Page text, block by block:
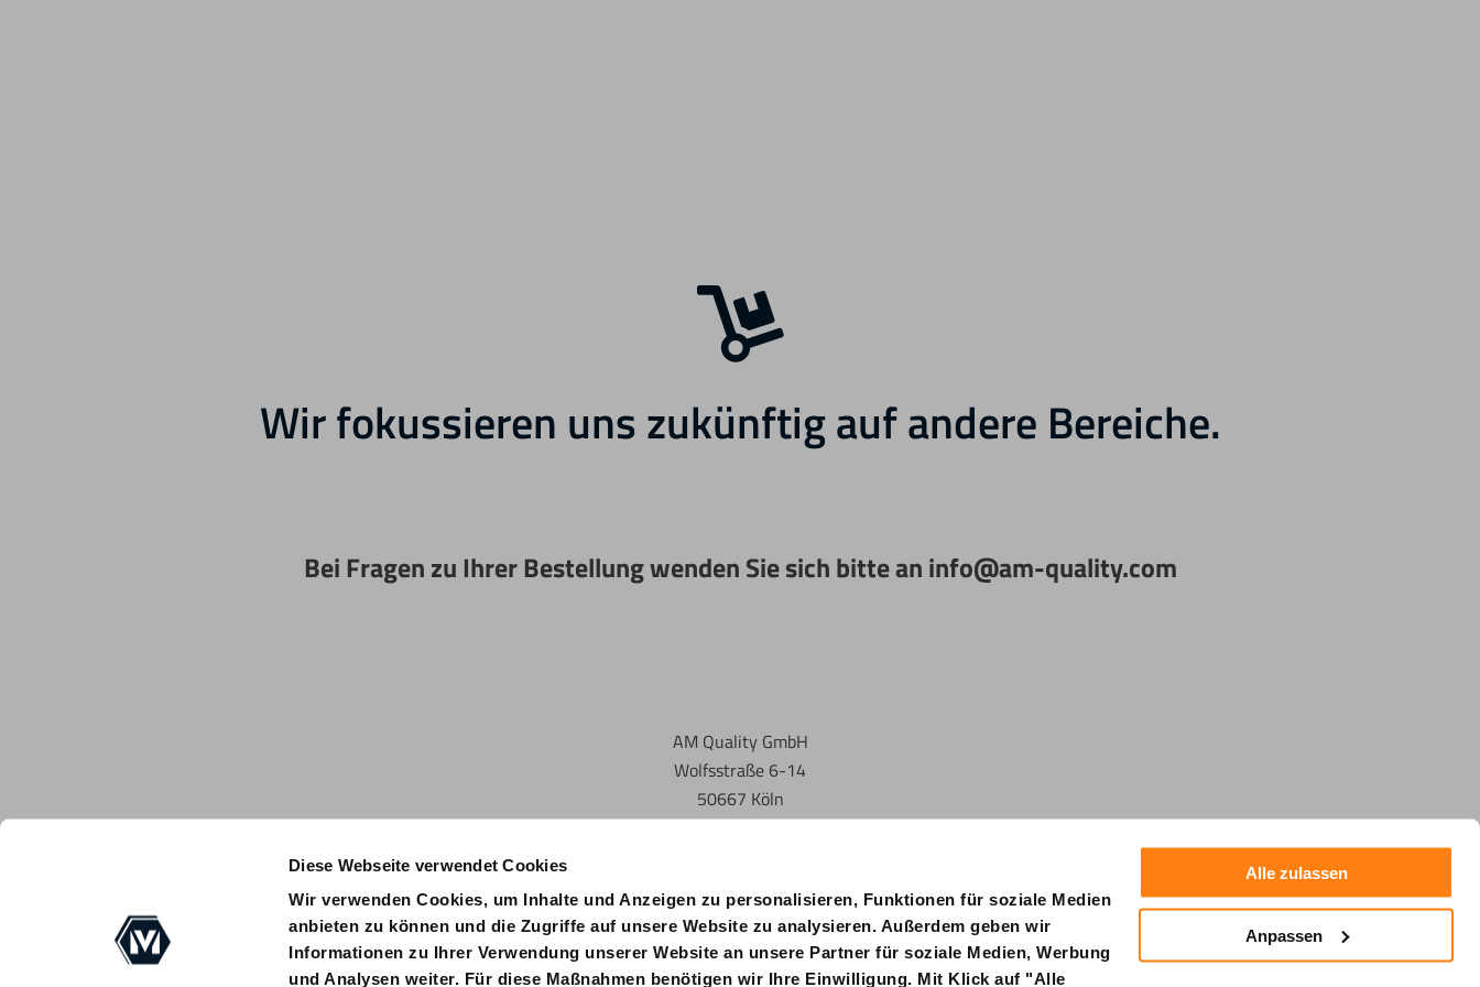
Diese Webseite verwendet Cookies
Wir verwenden Cookies, um Inhalte und Anzeigen zu personalisieren, Funktionen für soziale Medien
anbieten zu können und die Zugriffe auf unsere Website zu analysieren. Außerdem geben wir
Informationen zu Ihrer Verwendung unserer Website an unsere Partner für soziale Medien, Werbung
und Analysen weiter. Für diese Maßnahmen benötigen wir Ihre Einwilligung. Mit Klick auf "Alle
Alle zulassen
Anpassen
Wir fokussieren uns zukünftig auf andere Bereiche.
Bei Fragen zu Ihrer Bestellung wenden Sie sich bitte an info@am-quality.com
AM Quality GmbH
Wolfsstraße 6-14
50667 Köln